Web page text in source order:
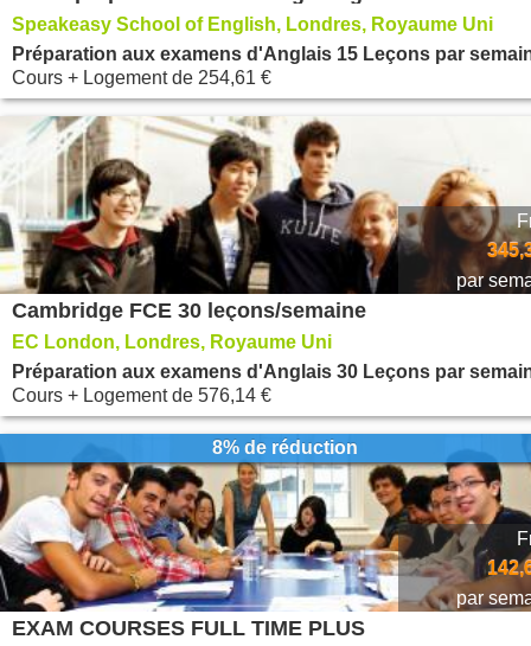
Speakeasy School of English, Londres, Royaume Uni
Préparation aux examens d'Anglais 15 Leçons par
Cours + Logementde 254,61 €
par
Cambridge FCE 30 leçons/semaine
EC London, Londres, Royaume Uni
Préparation aux examens d'Anglais 30 Leçons par
Cours + Logementde 576,14 €
8% de réduction
par
EXAM COURSES FULL TIME PLUS